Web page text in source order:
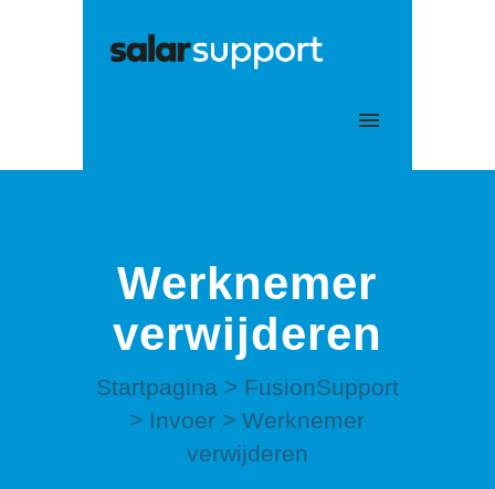
Werknemer
verwijderen
Startpagina > FusionSupport
> Invoer > Werknemer
verwijderen